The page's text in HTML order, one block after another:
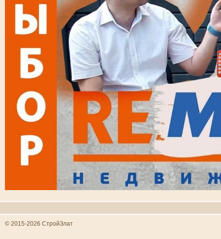
© 2015-2026 СтройЗлат